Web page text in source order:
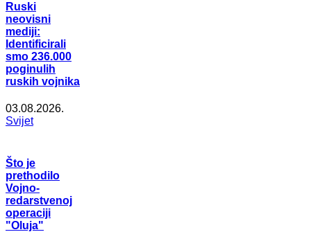
Ruski
neovisni
mediji:
Identificirali
smo 236.000
poginulih
ruskih vojnika
03.08.2026.
Svijet
Što je
prethodilo
Vojno-
redarstvenoj
operaciji
"Oluja"